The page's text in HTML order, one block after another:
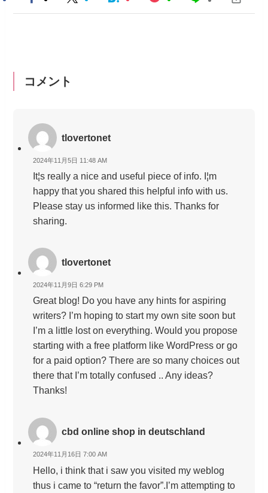
コメント
tlovertonet
2024年11月5日 11:48 AM
It¦s really a nice and useful piece of info. I¦m
happy that you shared this helpful info with us.
Please stay us informed like this. Thanks for
sharing.
tlovertonet
2024年11月9日 6:29 PM
Great blog! Do you have any hints for aspiring
writers? I’m hoping to start my own site soon but
I’m a little lost on everything. Would you propose
starting with a free platform like WordPress or go
for a paid option? There are so many choices out
there that I’m totally confused .. Any ideas?
Thanks!
cbd online shop in deutschland
2024年11月16日 7:00 AM
Hello, i think that i saw you visited my weblog
thus i came to “return the favor”.I’m attempting to